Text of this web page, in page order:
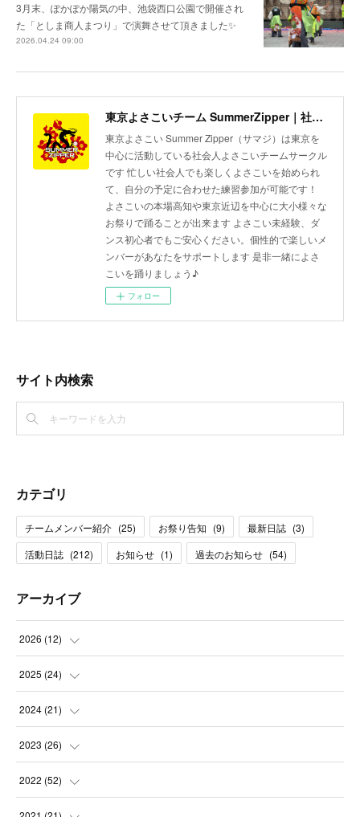
3月末、ぽかぽか陽気の中、池袋西口公園で開催され
た「としま商人まつり」で演舞させて頂きました✨
2026.04.24 09:00
東京よさこいチーム SummerZipper｜社会人サークル 初心者歓迎・メンバー募集中
東京よさこい Summer Zipper（サマジ）は東京を
中心に活動している社会人よさこいチームサークル
です 忙しい社会人でも楽しくよさこいを始められ
て、自分の予定に合わせた練習参加が可能です！
よさこいの本場高知や東京近辺を中心に大小様々な
お祭りで踊ることが出来ます よさこい未経験、ダ
ンス初心者でもご安心ください。個性的で楽しいメ
ンバーがあなたをサポートします 是非一緒によさ
こいを踊りましょう♪
フォロー
サイト内検索
カテゴリ
チームメンバー紹介 (25) お祭り告知 (9) 最新日誌 (3)
活動日誌 (212) お知らせ (1) 過去のお知らせ (54)
アーカイブ
2026 (12)
(1
(3
(1
(1
2025 (24)
(2
(3
(1
(2
2024 (21)
(2
(2
(1
2023 (26)
(1
(2
2022 (52)